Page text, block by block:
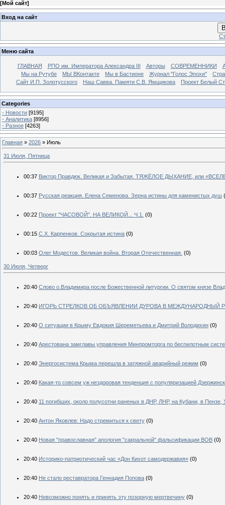
[Мой сайт]
Вход на сайт
Меню сайта
ГЛАВНАЯ РПО им. Императора Александра III Авторы СОВРЕМЕННИКИ
Мы на Рутубе
МЫ ВКонтакте Мы в Бастионе Журнал "Голос Эпохи"
Сайт И.П. Золотусского
Наш Савва. Памяти С.В. Ямщикова Проект Белый
Categories
- Новости [9195]
- Аналитика [8956]
- Разное [4263]
Главная » 2026 » Июль
31 Июля, Пятница
00:37 Виктор Правдюк. Великая и Забытая. ТЯЖЁЛОЕ ДЫХАНИЕ, или
00:37 Русская реакция. Елена Семенова. Зерна истины для каменистых душ
00:22 Проект "ЧАСОВОЙ". НА ВЕЛИКОЙ... Ч.1. (0)
00:15 С.Х. Карпенков. Сокрытая истина (0)
00:03 Олег Модестов. Великая война. Вторая Отечественная. (0)
30 Июля, Четверг
20:40 Слово о.Владимира после Божественной литургии. О святом князе
20:40 ИГОРЬ СТРЕЛКОВ ОБ ОБЪЯВЛЕНИИ ДУРОВА В МЕЖДУНАРОДНЫЙ
20:40 О ситуации в Крыму Евдокия Шереметьева и Дмитрий Володихин (0)
20:40 Арестована замглавы управления Минпромторга по беспилотным
20:40 Энергосистема Крыма перешла в затяжной аварийный режим (0)
20:40 Какая-то совсем уж нездоровая тенденция с популяризацией
20:40 11 погибших, около полусотни раненых в ДНР, ЛНР, на Кубани, в
20:40 Антон Яковлев: Надо стремиться к свету (0)
20:40 Новая "православная" апология "сакральной" фальсификации ВОВ (0)
20:40 Историко-патриотический час «Дон Кихот самодержавия» (0)
20:40 Не стало реставратора Геннадия Попова (0)
20:40 Невозможно понять и принять эту позорную мертвечину (0)